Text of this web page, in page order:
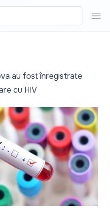
au fost înregistrate
cu HIV